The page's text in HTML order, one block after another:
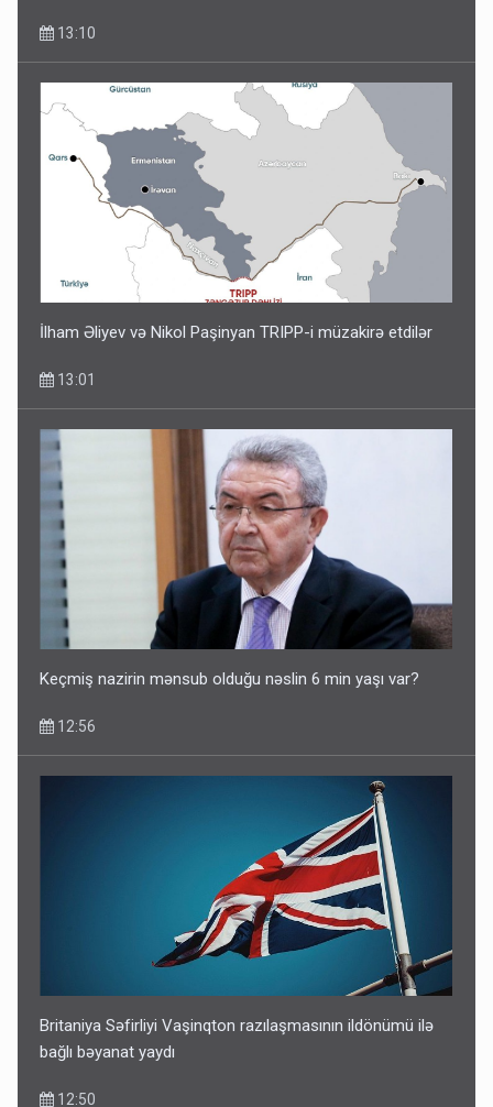
13:10
İlham Əliyev və Nikol Paşinyan TRIPP-i müzakirə etdilər
13:01
Keçmiş nazirin mənsub olduğu nəslin 6 min yaşı var?
12:56
Britaniya Səfirliyi Vaşinqton razılaşmasının ildönümü ilə
bağlı bəyanat yaydı
12:50